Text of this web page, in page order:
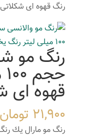
رنگ قهوه ای
قهوه ای
21,900 تومان
رنگ مو مارال يك